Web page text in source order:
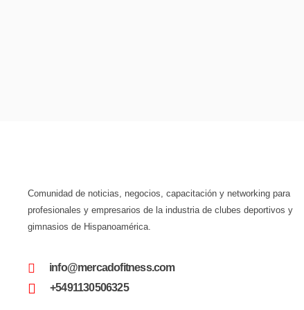
Comunidad de noticias, negocios, capacitación y networking para
profesionales y empresarios de la industria de clubes deportivos y
gimnasios de Hispanoamérica.
info@mercadofitness.com
+5491130506325